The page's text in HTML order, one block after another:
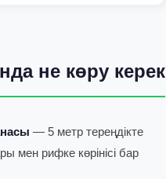
не көру керек
— 5 метр тереңдікте
мен рифке көрінісі бар